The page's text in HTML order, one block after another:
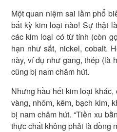
Một quan niệm sai lầm phổ
bất kỳ kim loại nào! Sự thật
các kim loại có từ tính (còn
hạn như sắt, nickel, cobalt.
này, ví dụ như gang, thép (là
cũng bị nam châm hút.
Nhưng hầu hết kim loại
vàng, nhôm, kẽm, bạch kim,
bị nam châm hút. “Tiền xu
thực chất không phải là đồng